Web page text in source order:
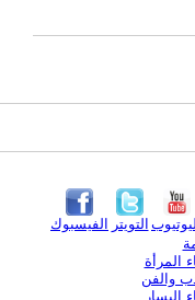
الفيسبوك التويتر
المرأة
والفن
اليسار